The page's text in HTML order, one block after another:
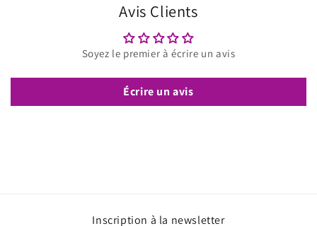
Avis Clients
Soyez le premier à écrire un avis
Écrire un avis
Inscription à la newsletter